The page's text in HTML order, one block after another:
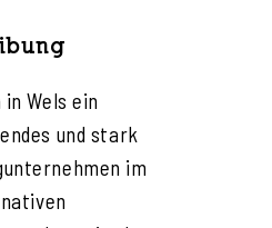
Wels ein
und stark
im